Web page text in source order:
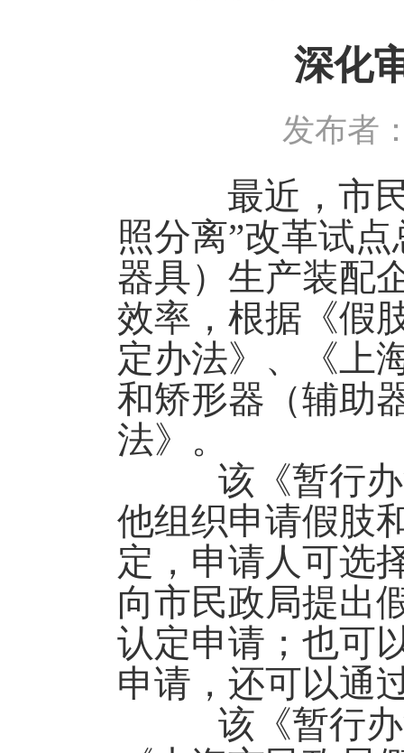
深化
发布者
最近，市民
照分离”改革试
器具）生产装配
效率，根据《假
定办法》、《上
和矫形器（辅助
法》。
该《暂行办
他组织申请假肢
定，申请人可选
向市民政局提出
认定申请；也可
申请，还可以通
该《暂行办